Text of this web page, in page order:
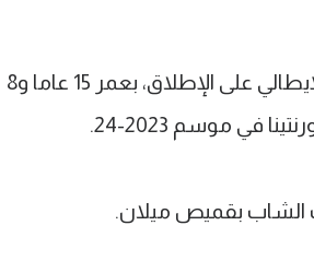
ويعد كاماردا أصغر لاعب يشارك في مباراة بتاريخ الدوري الإيطالي على الإطلاق، بعمر 15 عاما و8